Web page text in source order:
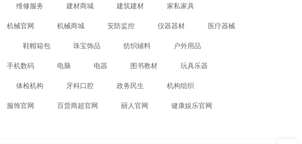
维修服务 建材商城 建筑建材 家私家具
机械官网 机械商城 安防监控 仪器器材 医疗器械
鞋帽箱包 珠宝饰品 纺织辅料 户外用品
手机数码 电脑 电器 图书教材 玩具乐器
体检机构 牙科口腔 政务民生 机构组织
服饰官网 百货商超官网 丽人官网 健康娱乐官网